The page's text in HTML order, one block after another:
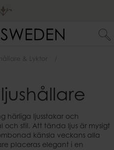
& Lyktor
härliga ljusstakar och
och stil. Att tända ljus är mysigt
känsla veckans alla
placeras elegant i en